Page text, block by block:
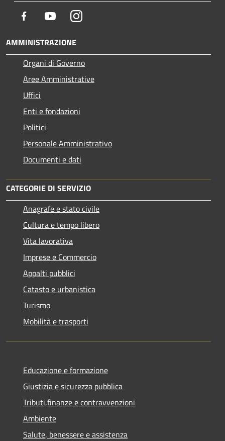
Facebook YoutubeInstagram
AMMINISTRAZIONE
Organi di Governo
Aree Amministrative
Uffici
Enti e fondazioni
Politici
Personale Amministrativo
Documenti e dati
CATEGORIE DI SERVIZIO
Anagrafe e stato civile
Cultura e tempo libero
Vita lavorativa
Imprese e Commercio
Appalti pubblici
Catasto e urbanistica
Turismo
Mobilità e trasporti
Educazione e formazione
Giustizia e sicurezza pubblica
Tributi,finanze e contravvenzioni
Ambiente
Salute, benessere e assistenza